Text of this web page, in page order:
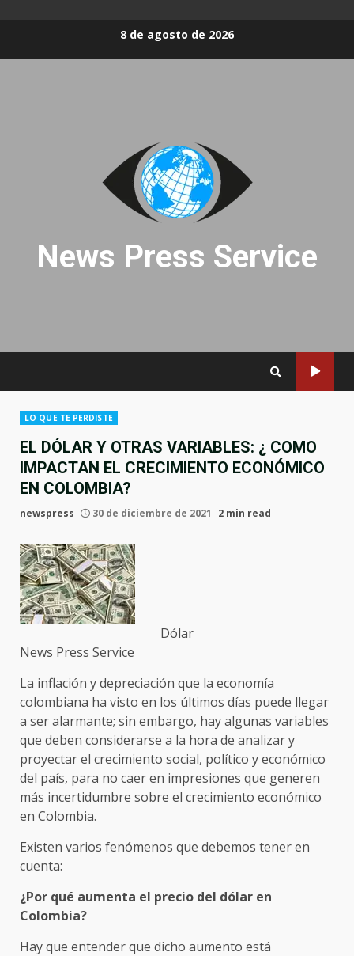
8 de agosto de 2026
News Press Service
LO QUE TE PERDISTE
EL DÓLAR Y OTRAS VARIABLES: ¿ COMO
IMPACTAN EL CRECIMIENTO ECONÓMICO
EN COLOMBIA?
newspress 30 de diciembre de 2021 2 min read
Dólar
News Press Service
La inflación y depreciación que la economía
colombiana ha visto en los últimos días puede llegar
a ser alarmante; sin embargo, hay algunas variables
que deben considerarse a la hora de analizar y
proyectar el crecimiento social, político y económico
del país, para no caer en impresiones que generen
más incertidumbre sobre el crecimiento económico
en Colombia.
Existen varios fenómenos que debemos tener en
cuenta:
¿Por qué aumenta el precio del dólar en
Colombia?
Hay que entender que dicho aumento está